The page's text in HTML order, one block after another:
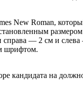
Roman,
— 2 см и
шрифтом.
кандидата на